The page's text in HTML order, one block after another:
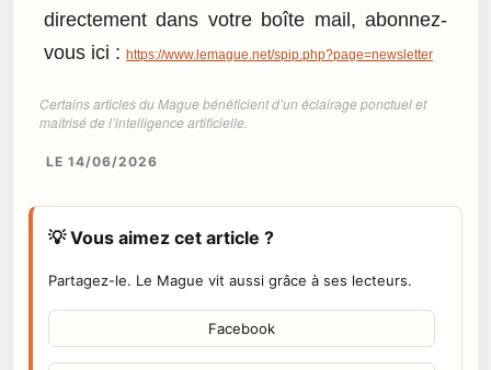
directement dans votre boîte mail, abonnez-
vous ici : https://www.lemague.net/spip.php?page=newsletter
Certains articles du Mague bénéficient d’un éclairage ponctuel et
maîtrisé de l’intelligence artificielle.
LE 14/06/2026
💡 Vous aimez cet article ?
Partagez-le. Le Mague vit aussi grâce à ses lecteurs.
Facebook